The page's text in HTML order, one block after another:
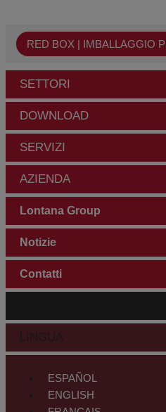
RED BOX | IMBALLAGGIO
SETTORI
DOWNLOAD
SERVIZI
AZIENDA
Lontana Group
Notizie
Contatti
LINGUA
ESPAÑOL
ENGLISH